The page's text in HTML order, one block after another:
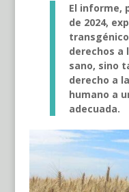
El informe,
de 2024,
derechos a
sano, sino
derecho a
humano a
adecuada.